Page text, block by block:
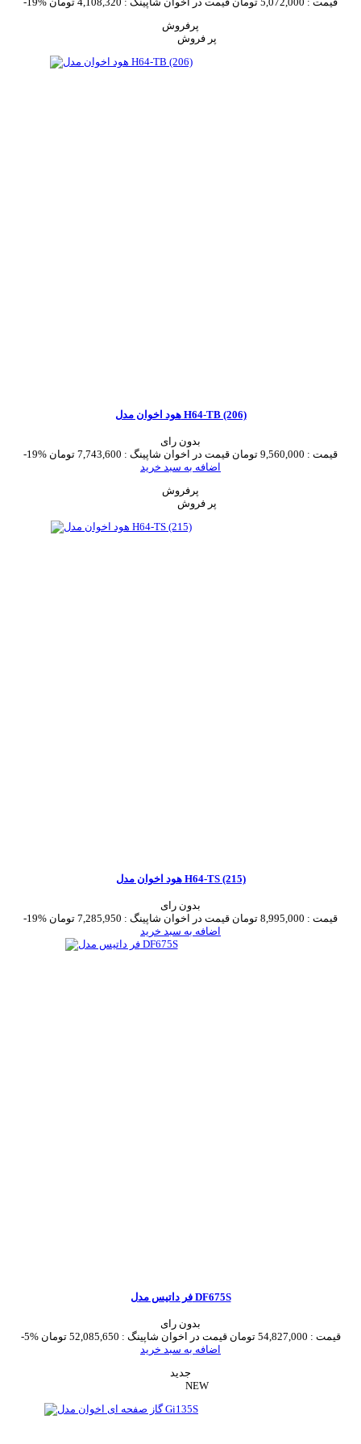
پرفروش
هود اخوان مدل H64-TB (206)
بدون رای
-19%
قیمت : 9,560,000 تومان قیمت در اخوان شاپینگ : 7,743,600 تومان
اضافه به سبد خرید
پرفروش
هود اخوان مدل H64-TS (215)
بدون رای
-19%
قیمت : 8,995,000 تومان قیمت در اخوان شاپینگ : 7,285,950 تومان
اضافه به سبد خرید
فر داتیس مدل DF675S
بدون رای
-5%
قیمت : 54,827,000 تومان قیمت در اخوان شاپینگ : 52,085,650 تومان
اضافه به سبد خرید
جدید
NEW